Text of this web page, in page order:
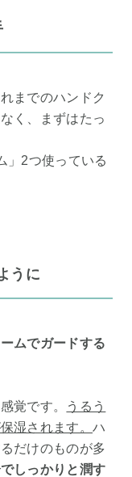
までのハンドク
く、まずはたっ
」2つ使っている
うに
ムでガードする
覚です。
うるう
湿されます。ハ
だけのものが多
しっかりと潤す